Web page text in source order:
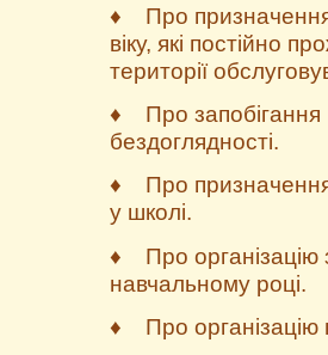
♦ Про призначення
віку, які постійно
території
♦ Про запобігання
бездоглядності.
♦ Про призначення
у школі.
♦ Про організацію
навчальному році.
♦ Про організацію